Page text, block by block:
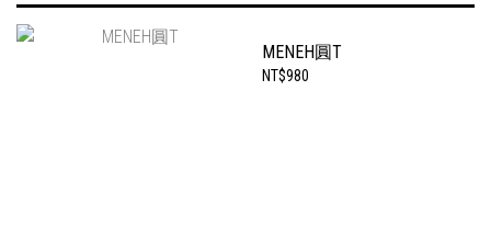
MENEH圓T
NT$980